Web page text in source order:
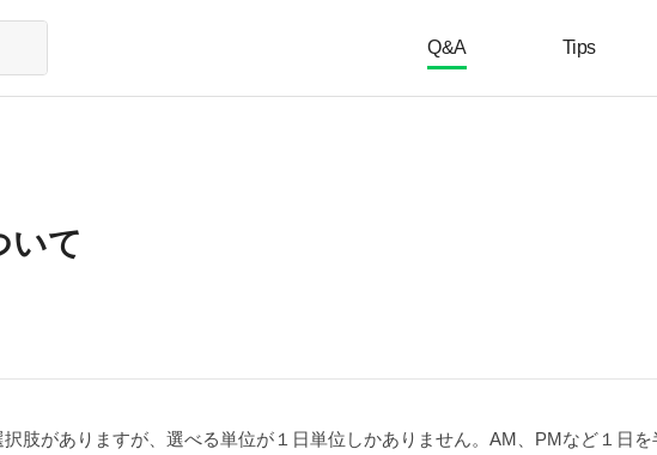
Q&A Tips
いて
肢がありますが、選べる単位が１日単位しかありません。AM、PMなど１日